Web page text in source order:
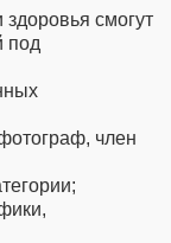
смогут
под
член